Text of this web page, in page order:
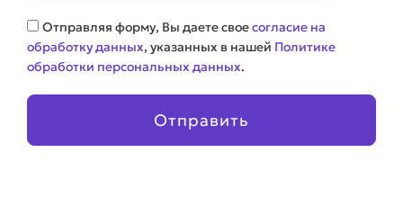
Соглашение
Отправляя форму, Вы даете своесогласие на
обработку данных, указанных в нашей Политике
обработки персональных данных.
Отправить